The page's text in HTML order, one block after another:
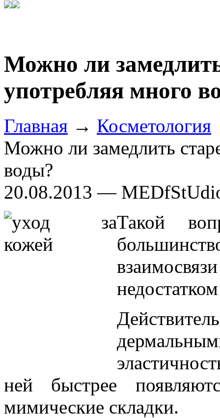
Можно ли
употребляя много
Главная → Косметология
Можно ли замедлить
воды?
20.08.2013 —
Такой
ней быстрее
мимические складки.